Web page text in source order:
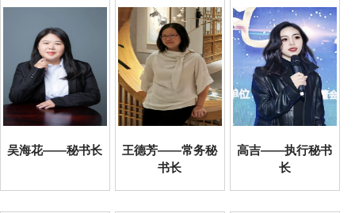
吴海花——秘书长
王德芳——常务秘
书长
高吉——执行秘书
长